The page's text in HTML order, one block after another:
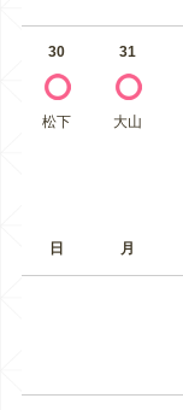
30
松下
31
大山
日 月